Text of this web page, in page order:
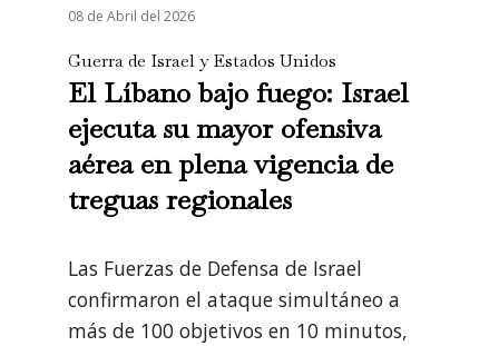
08 de Abril del 2026
Guerra de Israel y Estados Unidos
El Líbano bajo fuego: Israel
ejecuta su mayor ofensiva
aérea en plena vigencia de
treguas regionales
Las Fuerzas de Defensa de Israel
confirmaron el ataque simultáneo a
más de 100 objetivos en 10 minutos,